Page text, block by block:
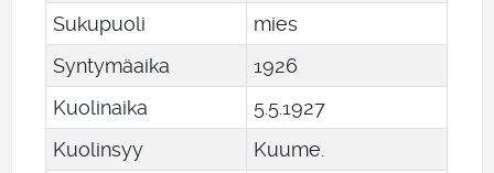
Sukupuoli
mies
Syntymäaika
1926
Kuolinaika
5.5.1927
Kuolinsyy
Kuume.